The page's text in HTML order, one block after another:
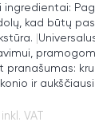
ingredientai:
kad būtų
|
pranašumas:
ir
inkl. VAT